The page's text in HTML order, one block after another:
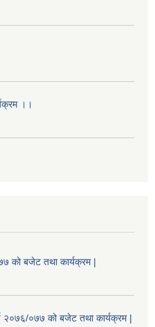
।।
को बजेट तथा कार्यक्रम |
२०७६/०७७ को बजेट तथा कार्यक्रम |